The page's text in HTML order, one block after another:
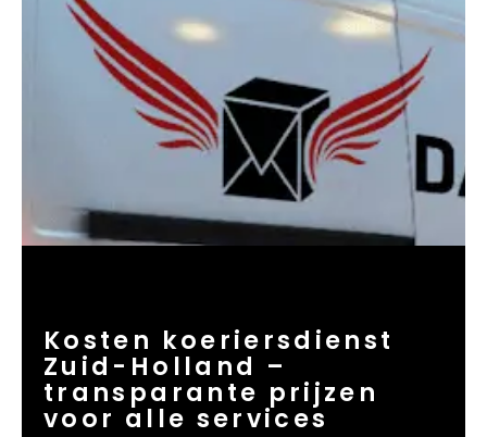
Kosten koeriersdienst
Zuid-Holland –
transparante prijzen
voor alle services